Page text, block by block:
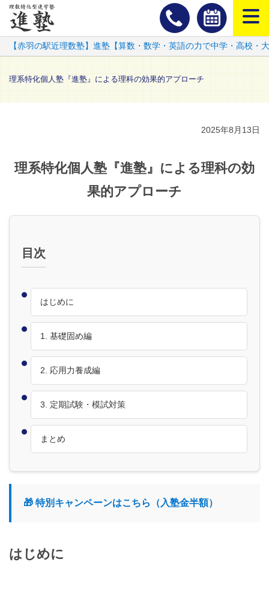
スマート
【赤羽の駅近理数塾】進塾【算数・数学・英語の力で中学・高校・
理系特化個人塾『進塾』による理科の効果的アプローチ
2025年8月13日
理系特化個人塾『進塾』による理科の効
果的アプローチ
目次
はじめに
1. 基礎固め編
2. 応用力養成編
3. 定期試験・模試対策
まとめ
🎁 特別キャンペーンはこちら（入塾金半額）
はじめに